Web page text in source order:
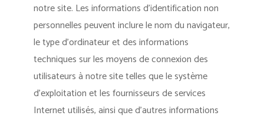
notre site. Les informations d’identification non
personnelles peuvent inclure le nom du navigateur,
le type d’ordinateur et des informations
techniques sur les moyens de connexion des
utilisateurs à notre site telles que le système
d’exploitation et les fournisseurs de services
Internet utilisés, ainsi que d’autres informations